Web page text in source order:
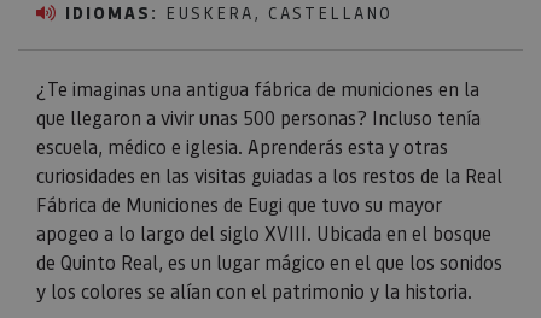
IDIOMAS: EUSKERA, CASTELLANO
¿Te imaginas una antigua fábrica de municiones en la
que llegaron a vivir unas 500 personas? Incluso tenía
escuela, médico e iglesia. Aprenderás esta y otras
curiosidades en las visitas guiadas a los restos de la Real
Fábrica de Municiones de Eugi que tuvo su mayor
apogeo a lo largo del siglo XVIII. Ubicada en el bosque
de Quinto Real, es un lugar mágico en el que los sonidos
y los colores se alían con el patrimonio y la historia.